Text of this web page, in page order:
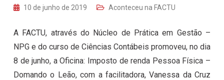
10 de junho de 2019 Aconteceu na FACTU
A FACTU, através do Núcleo de Prática em Gestão –
NPG e do curso de Ciências Contábeis promoveu, no dia
8 de junho, a Oficina: Imposto de renda Pessoa Física –
Domando o Leão, com a facilitadora, Vanessa da Cruz